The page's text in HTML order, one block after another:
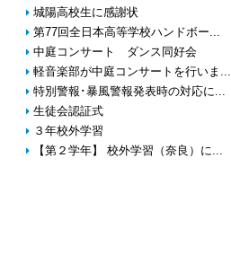
城陽高校生に感謝状
第77回全日本高等学校ハンドボー...
中庭コンサート ダンス同好会
軽音楽部が中庭コンサートを行いま...
特別警報･暴風警報発表時の対応に...
生徒会認証式
３年校外学習
【第２学年】 校外学習（奈良）に...